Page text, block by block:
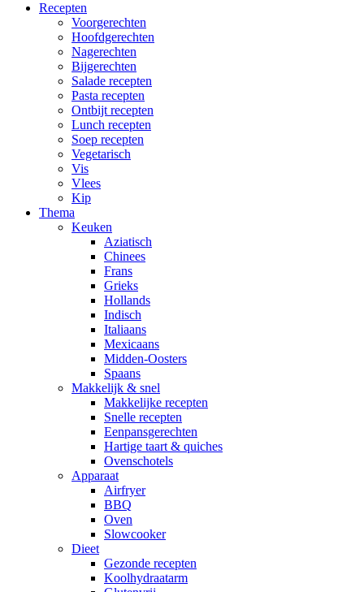
Recepten
Voorgerechten
Hoofdgerechten
Nagerechten
Bijgerechten
Salade recepten
Pasta recepten
Ontbijt recepten
Lunch recepten
Soep recepten
Vegetarisch
Vis
Vlees
Kip
Thema
Keuken
Aziatisch
Chinees
Frans
Grieks
Hollands
Indisch
Italiaans
Mexicaans
Midden-Oosters
Spaans
Makkelijk & snel
Makkelijke recepten
Snelle recepten
Eenpansgerechten
Hartige taart & quiches
Ovenschotels
Apparaat
Airfryer
BBQ
Oven
Slowcooker
Dieet
Gezonde recepten
Koolhydraatarm